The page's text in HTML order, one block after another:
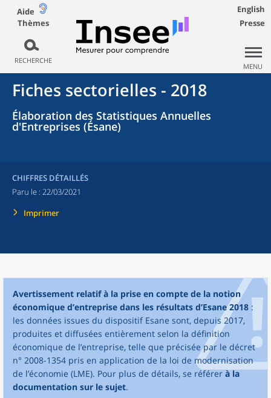
Aide
Thèmes
RECHERCHE
English
Presse
MENU
Fiches sectorielles - 2018
Élaboration des Statistiques Annuelles
d'Entreprises (Ésane)
CHIFFRES DÉTAILLÉS
Paru le : 22/03/2021
Imprimer
Avertissement relatif à la prise en compte de la notion
économique d’entreprise dans les résultats d’Esane 2018 :
les données issues du dispositif Esane sont, depuis 2017,
produites et diffusées entièrement selon la définition
économique de l’entreprise, telle que précisée par le décret
n° 2008-1354 pris en application de la loi de modernisation
de l’économie (LME). Pour plus de détails, se référerà la
documentation sur le sujet.